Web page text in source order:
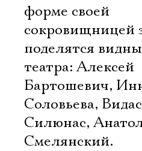
форме своей
сокровищницей
поделятся
театра: Алексей
Бартошевич,
Соловьева, Видас
Силюнас,
Смелянский.